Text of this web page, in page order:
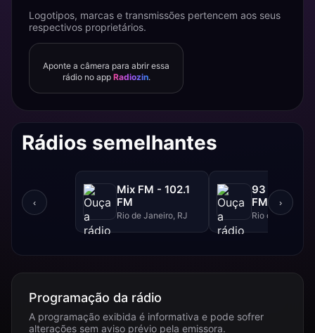
Logotipos, marcas e transmissões pertencem aos seus
respectivos proprietários.
Aponte a câmera para abrir essa
rádio no app Radiozin.
Rádios semelhantes
‹
Mix FM - 102.1
FM
Rio de Janeiro, RJ
93 FM -
FM
Rio de Janeiro,
›
Programação da rádio
A programação exibida é informativa e pode sofrer
alterações sem aviso prévio pela emissora.